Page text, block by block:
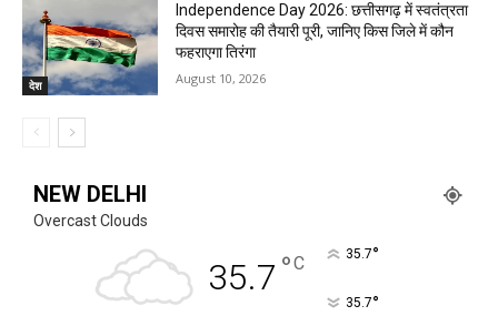
देश
Independence Day 2026: छत्तीसगढ़ में स्वतंत्रता
दिवस समारोह की तैयारी पूरी, जानिए किस जिले में कौन
फहराएगा तिरंगा
August 10, 2026
NEW DELHI
Overcast Clouds
35.7 °C 35.7°
35.7°